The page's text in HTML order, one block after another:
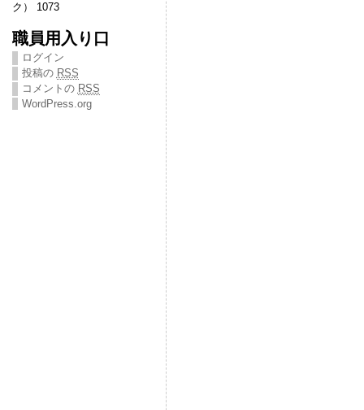
ク） 1073
職員用入り口
ログイン
投稿の RSS
コメントの RSS
WordPress.org